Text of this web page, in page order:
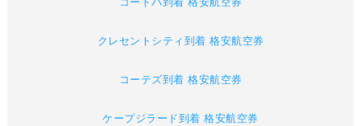
クレセントシティ到着 格安航空券
コーテズ到着 格安航空券
ケープジラード到着 格安航空券